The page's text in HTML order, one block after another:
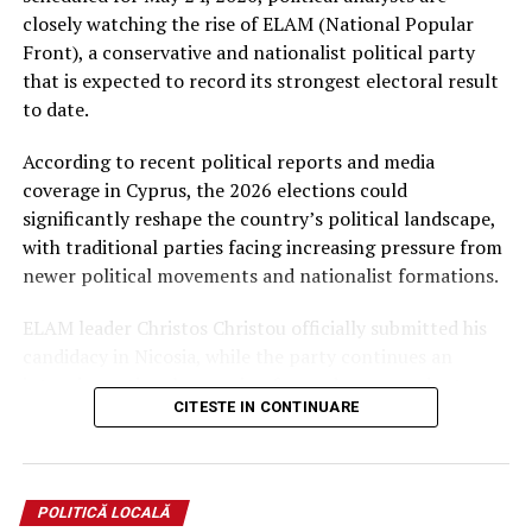
closely watching the rise of ELAM (National Popular
Front), a conservative and nationalist political party
that is expected to record its strongest electoral result
to date.
According to recent political reports and media
coverage in Cyprus, the 2026 elections could
significantly reshape the country’s political landscape,
with traditional parties facing increasing pressure from
newer political movements and nationalist formations.
ELAM leader Christos Christou officially submitted his
intensive national campaign focused on sovereignty,
national identity, migration policy, and support for
The parliamentary elections will determine the
composition of the 56-seat House of Representatives
CITESTE IN CONTINUARE
POLITICĂ LOCALĂ